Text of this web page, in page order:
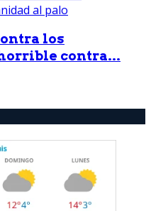
los
contra...